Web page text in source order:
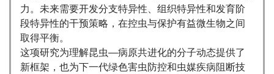
力。未来需要开发分支特异性、组织特异性和发育阶
段特异性的干预策略，在控虫与保护有益微生物之间
取得平衡。
这项研究为理解昆虫—病原共进化的分子动态提供了
新框架，也为下一代绿色害虫防控和虫媒疾病阻断技